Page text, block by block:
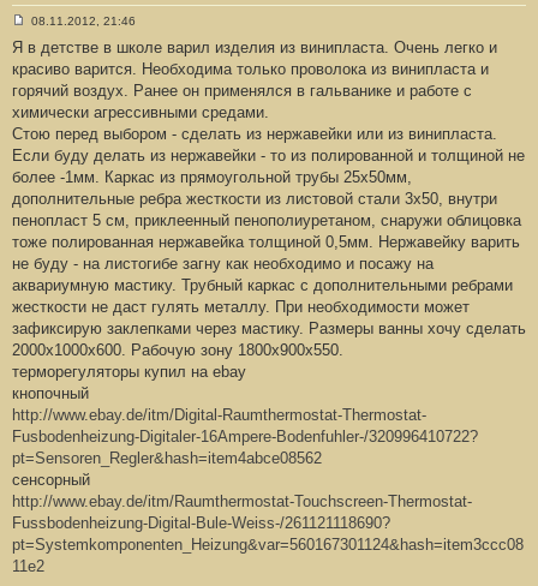
о
б
щ
н
и
#
2
7
08.11.2012, 21:46
Я в детстве в школе варил изделия из винипласта. Очень легко и
красиво варится. Необходима только проволока из винипласта и
горячий воздух. Ранее он применялся в гальванике и работе с
химически агрессивными средами.
Стою перед выбором - сделать из нержавейки или из винипласта.
Если буду делать из нержавейки - то из полированной и толщиной не
более -1мм. Каркас из прямоугольной трубы 25х50мм,
дополнительные ребра жесткости из листовой стали 3х50, внутри
пенопласт 5 см, приклеенный пенополиуретаном, снаружи облицовка
тоже полированная нержавейка толщиной 0,5мм. Нержавейку варить
не буду - на листогибе загну как необходимо и посажу на
аквариумную мастику. Трубный каркас с дополнительными ребрами
жесткости не даст гулять металлу. При необходимости может
зафиксирую заклепками через мастику. Размеры ванны хочу сделать
2000х1000х600. Рабочую зону 1800х900х550.
терморегуляторы купил на ebay
кнопочный
http://www.ebay.de/itm/Digital-Raumthermostat-Thermostat-
Fusbodenheizung-Digitaler-16Ampere-Bodenfuhler-/320996410722?
pt=Sensoren_Regler&hash=item4abce08562
сенсорный
http://www.ebay.de/itm/Raumthermostat-Touchscreen-Thermostat-
Fussbodenheizung-Digital-Bule-Weiss-/261121118690?
pt=Systemkomponenten_Heizung&var=560167301124&hash=item3ccc08
11e2